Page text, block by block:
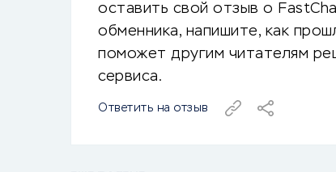
оставить свой отзыв о
обменника, напишите, как
поможет другим читателям
сервиса.
Ответить на отзыв